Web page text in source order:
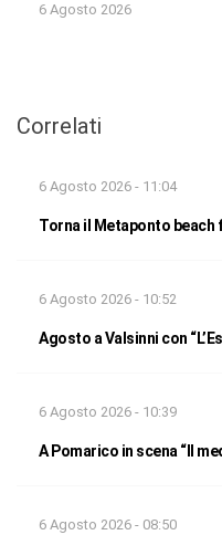
6 Agosto 2026
Correlati
6 Agosto 2026 - 11:04
Torna il Metaponto beach
6 Agosto 2026 - 10:52
Agosto a Valsinni con
6 Agosto 2026 - 10:39
A Pomarico in scena “Il
6 Agosto 2026 - 08:50